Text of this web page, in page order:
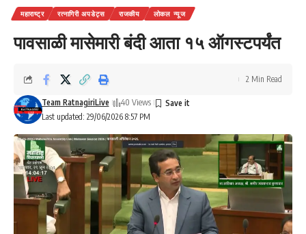
महाराष्ट्र रत्नागिरी अपडेट्स राजकीय लोकल न्यूज
पावसाळी मासेमारी बंदी आता १५ ऑगस्टपर्यंत
Last updated: 29/06/2026 8:57 PM
Team RatnagiriLive 40 Views
2 Min Read